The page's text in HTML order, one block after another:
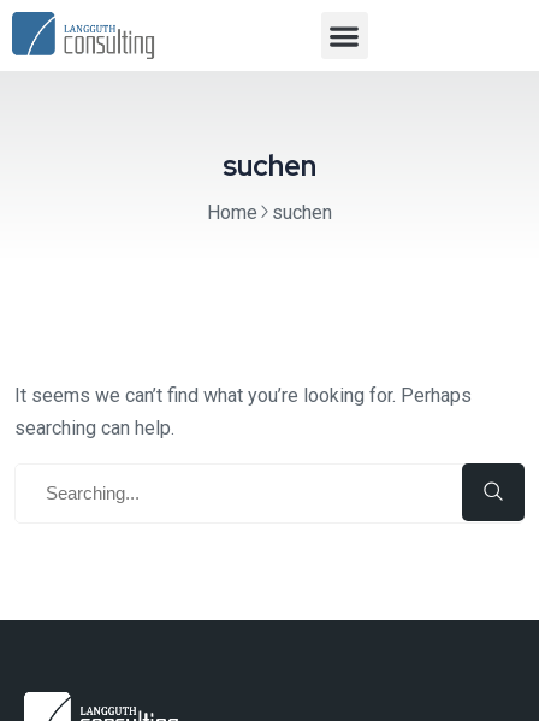
suchen
Home suchen
It seems we can’t find what you’re looking for. Perhaps
searching can help.